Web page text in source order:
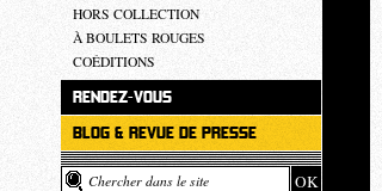
HORS COLLECTION
À BOULETS ROUGES
COÉDITIONS
RENDEZ-VOUS
BLOG & REVUE DE PRESSE